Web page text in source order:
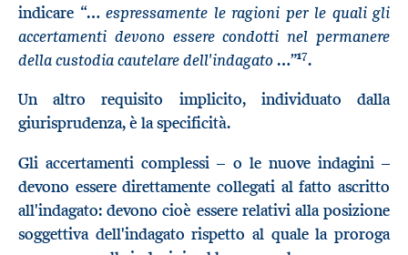
indicare “… espressamente le ragioni per le quali gli
accertamenti devono essere condotti nel permanere
della custodia cautelare dell'indagato …”17.
Un altro requisito implicito, individuato dalla
giurisprudenza, è la specificità.
Gli accertamenti complessi – o le nuove indagini –
devono essere direttamente collegati al fatto ascritto
all'indagato: devono cioè essere relativi alla posizione
soggettiva dell'indagato rispetto al quale la proroga